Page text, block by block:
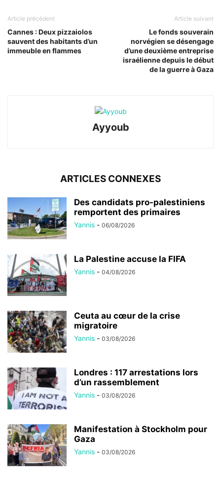
Article précédent
Cannes : Deux pizzaiolos
sauvent des habitants d’un
immeuble en flammes
Article suivant
Le fonds souverain
norvégien se désengage
d’une deuxième entreprise
israélienne depuis le début
de la guerre à Gaza
Ayyoub
ARTICLES CONNEXES
Des candidats pro-palestiniens
remportent des primaires
Yannis - 06/08/2026
La Palestine accuse la FIFA
Yannis - 04/08/2026
Ceuta au cœur de la crise
migratoire
Yannis - 03/08/2026
Londres : 117 arrestations lors
d’un rassemblement
Yannis - 03/08/2026
Manifestation à Stockholm pour
Gaza
Yannis - 03/08/2026